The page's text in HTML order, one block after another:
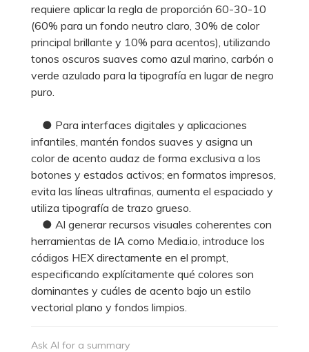
requiere aplicar la regla de proporción 60-30-10
(60% para un fondo neutro claro, 30% de color
principal brillante y 10% para acentos), utilizando
tonos oscuros suaves como azul marino, carbón o
verde azulado para la tipografía en lugar de negro
puro.
● Para interfaces digitales y aplicaciones
infantiles, mantén fondos suaves y asigna un
color de acento audaz de forma exclusiva a los
botones y estados activos; en formatos impresos,
evita las líneas ultrafinas, aumenta el espaciado y
utiliza tipografía de trazo grueso.
● Al generar recursos visuales coherentes con
herramientas de IA como Media.io, introduce los
códigos HEX directamente en el prompt,
especificando explícitamente qué colores son
dominantes y cuáles de acento bajo un estilo
vectorial plano y fondos limpios.
Ask AI for a summary